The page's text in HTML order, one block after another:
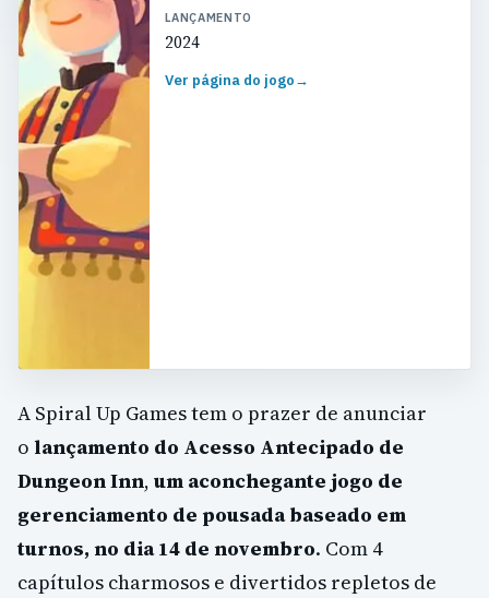
LANÇAMENTO
2024
Ver página do jogo→
A Spiral Up Games tem o prazer de anunciar
o lançamento do Acesso Antecipado de
Dungeon Inn, um aconchegante jogo de
gerenciamento de pousada baseado em
turnos, no dia 14 de novembro. Com 4
capítulos charmosos e divertidos repletos de